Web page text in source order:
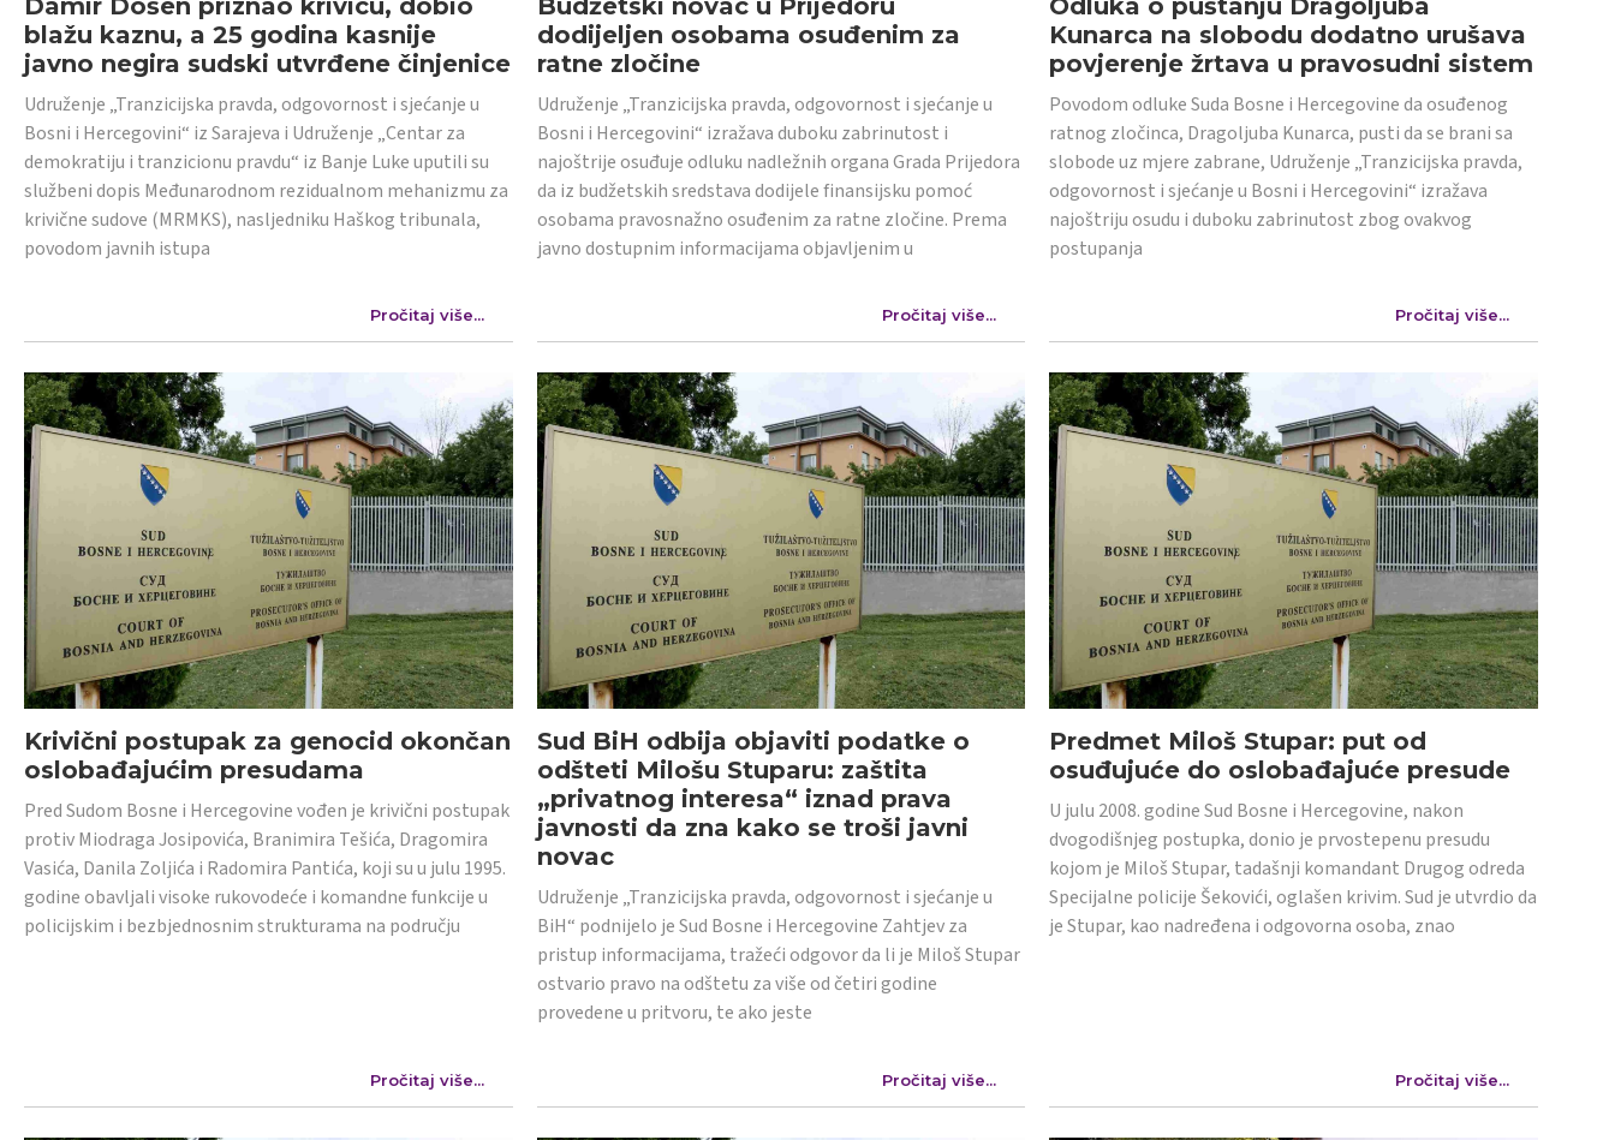
blažu kaznu, a 25 godina kasnije
javno negira sudski utvrđene činjenice
Udruženje „Tranzicijska pravda, odgovornost i sjećanje u
Bosni i Hercegovini“ iz Sarajeva i Udruženje „Centar za
demokratiju i tranzicionu pravdu“ iz Banje Luke uputili su
službeni dopis Međunarodnom rezidualnom mehanizmu za
krivične sudove (MRMKS), nasljedniku Haškog tribunala,
povodom javnih istupa
Pročitaj više...
dodijeljen osobama osuđenim za
ratne zločine
Udruženje „Tranzicijska pravda, odgovornost i sjećanje u
Bosni i Hercegovini“ izražava duboku zabrinutost i
najoštrije osuđuje odluku nadležnih organa Grada Prijedora
da iz budžetskih sredstava dodijele finansijsku pomoć
osobama pravosnažno osuđenim za ratne zločine. Prema
javno dostupnim informacijama objavljenim u
Pročitaj više...
Kunarca na slobodu dodatno urušava
povjerenje žrtava u pravosudni sistem
Povodom odluke Suda Bosne i Hercegovine da osuđenog
ratnog zločinca, Dragoljuba Kunarca, pusti da se brani sa
slobode uz mjere zabrane, Udruženje „Tranzicijska pravda,
odgovornost i sjećanje u Bosni i Hercegovini“ izražava
najoštriju osudu i duboku zabrinutost zbog ovakvog
postupanja
Pročitaj više...
Krivični postupak za genocid okončan
oslobađajućim presudama
Pred Sudom Bosne i Hercegovine vođen je krivični postupak
protiv Miodraga Josipovića, Branimira Tešića, Dragomira
Vasića, Danila Zoljića i Radomira Pantića, koji su u julu 1995.
godine obavljali visoke rukovodeće i komandne funkcije u
policijskim i bezbjednosnim strukturama na području
Pročitaj više...
Sud BiH odbija objaviti podatke o
odšteti Milošu Stuparu: zaštita
„privatnog interesa“ iznad prava
javnosti da zna kako se troši javni
novac
Udruženje „Tranzicijska pravda, odgovornost i sjećanje u
BiH“ podnijelo je Sud Bosne i Hercegovine Zahtjev za
pristup informacijama, tražeći odgovor da li je Miloš Stupar
ostvario pravo na odštetu za više od četiri godine
provedene u pritvoru, te ako jeste
Pročitaj više...
Predmet Miloš Stupar: put od
osuđujuće do oslobađajuće presude
U julu 2008. godine Sud Bosne i Hercegovine, nakon
dvogodišnjeg postupka, donio je prvostepenu presudu
kojom je Miloš Stupar, tadašnji komandant Drugog odreda
Specijalne policije Šekovići, oglašen krivim. Sud je utvrdio da
je Stupar, kao nadređena i odgovorna osoba, znao
Pročitaj više...